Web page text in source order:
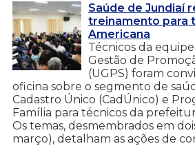
Saúde de Jundiaí
treinamento para
Americana
Técnicos da
Gestão de
(UGPS) foram
oficina sobre o segmento de
Cadastro Único (CadÚnico) e
Família para técnicos da
Os temas, desmembrados em
março), detalham as ações de